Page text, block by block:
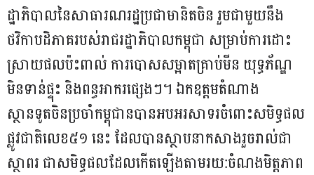
ដ្ឋាភិបាលនៃសាធារណរដ្ឋប្រជាមានិតចិន រួមជាមួយនឹង
ថវិកាបដិភាគរបស់រាជរដ្ឋាភិបាលកម្ពុជា សម្រាប់ការដោះ
ស្រាយផលប៉ះពាល់ ការបោសសម្អាតគ្រាប់មីន យុទ្ធភ័ណ្ឌ
មិនទាន់ផ្ទុះ និងពន្ធអាករផ្សេងៗ។ ឯកឧត្តមតំណាង
ស្ថានទូតចិនប្រចាំកម្ពុជានបានអបអរសាទរចំពោះសមិទ្ធផល
ផ្លូវជាតិលេខ៥១ នេះ ដែលបានស្ថាបនាកសាងរួចរាល់ជា
ស្ថាពរ ជាសមិទ្ធផលដែលកើតឡើងតាមរយ:ចំណងមិត្តភាព